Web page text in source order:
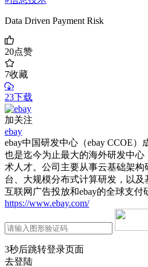
Data Driven Payment Risk
20点赞
7收藏
23下载
加关注
ebay
ebay中国研发中心（ebay CCOE）
也是迄今为止最大的海外研发中心
术人才。公司主要从事云基础架
台、大规模分布式计算研发，以及
互联网广告投放和ebay的全球支付
https://www.ebay.com/
3秒后跳转登录页面
去登陆